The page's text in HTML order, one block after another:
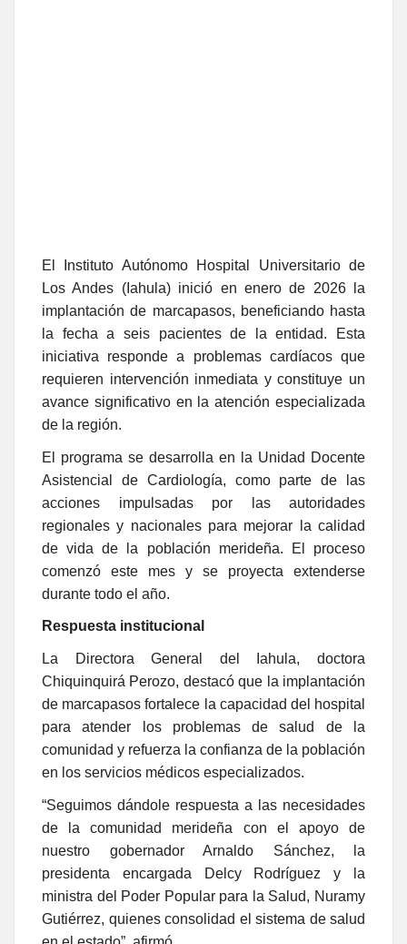
El Instituto Autónomo Hospital Universitario de
Los Andes (Iahula) inició en enero de 2026 la
implantación de marcapasos, beneficiando hasta
la fecha a seis pacientes de la entidad. Esta
iniciativa responde a problemas cardíacos que
requieren intervención inmediata y constituye un
avance significativo en la atención especializada
de la región.
El programa se desarrolla en la Unidad Docente
Asistencial de Cardiología, como parte de las
acciones impulsadas por las autoridades
regionales y nacionales para mejorar la calidad
de vida de la población merideña. El proceso
comenzó este mes y se proyecta extenderse
durante todo el año.
Respuesta institucional
La Directora General del Iahula, doctora
Chiquinquirá Perozo, destacó que la implantación
de marcapasos fortalece la capacidad del hospital
para atender los problemas de salud de la
comunidad y refuerza la confianza de la población
en los servicios médicos especializados.
“Seguimos dándole respuesta a las necesidades
de la comunidad merideña con el apoyo de
nuestro gobernador Arnaldo Sánchez, la
presidenta encargada Delcy Rodríguez y la
ministra del Poder Popular para la Salud, Nuramy
Gutiérrez, quienes consolidad el sistema de salud